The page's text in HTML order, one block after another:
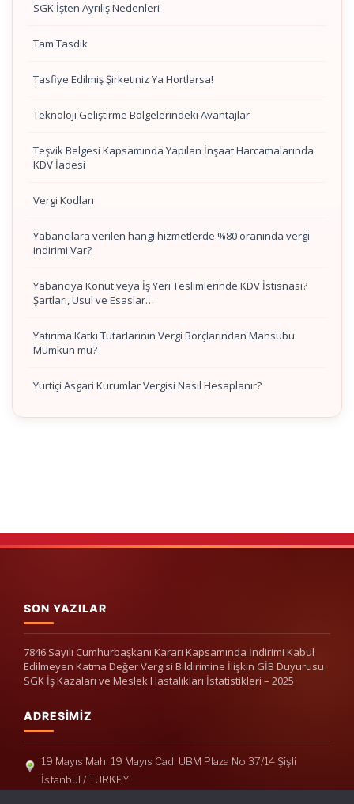
SGK İşten Ayrılış Nedenleri
Tam Tasdik
Tasfiye Edilmiş Şirketiniz Ya Hortlarsa!
Teknoloji Geliştirme Bölgelerindeki Avantajlar
Teşvik Belgesi Kapsamında Yapılan İnşaat Harcamalarında
KDV İadesi
Vergi Kodları
Yabancılara verilen hangi hizmetlerde %80 oranında vergi
indirimi Var?
Yabancıya Konut veya İş Yeri Teslimlerinde KDV İstisnası?
Şartları, Usul ve Esaslar…
Yatırıma Katkı Tutarlarının Vergi Borçlarından Mahsubu
Mümkün mü?
Yurtiçi Asgari Kurumlar Vergisi Nasıl Hesaplanır?
SON YAZILAR
7846 Sayılı Cumhurbaşkanı Kararı Kapsamında İndirimi Kabul
Edilmeyen Katma Değer Vergisi Bildirimine İlişkin GİB Duyurusu
SGK İş Kazaları ve Meslek Hastalıkları İstatistikleri – 2025
ADRESIMIZ
19 Mayıs Mah. 19 Mayıs Cad. UBM Plaza No:37/14 Şişli
İstanbul / TURKEY